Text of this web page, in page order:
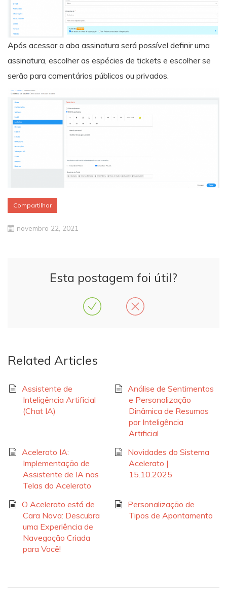
Após acessar a aba assinatura será possível definir uma
assinatura, escolher as espécies de tickets e escolher se
serão para comentários públicos ou privados.
Compartilhar
novembro 22, 2021
Esta postagem foi útil?
Related Articles
Assistente de
Inteligência Artificial
(Chat IA)
Análise de Sentimentos
e Personalização
Dinâmica de Resumos
por Inteligência
Artificial
Acelerato IA:
Implementação de
Assistente de IA nas
Telas do Acelerato
Novidades do Sistema
Acelerato |
15.10.2025
O Acelerato está de
Cara Nova: Descubra
uma Experiência de
Navegação Criada
para Você!
Personalização de
Tipos de Apontamento